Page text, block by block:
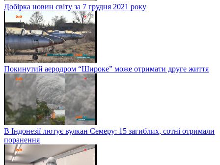
Добірка новин світу за 7 грудня 2021 року
Покинутий аеродром “Широке” може отримати друге життя
В Індонезії лютує вулкан Семеру: 15 загиблих, сотні отримали
поранення